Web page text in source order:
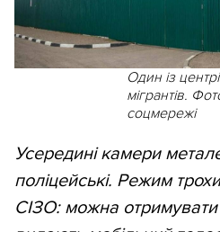
Один із
мігрантів.
соцмережі
Усередині камери
поліцейські. Режим
СІЗО: можна отримувати